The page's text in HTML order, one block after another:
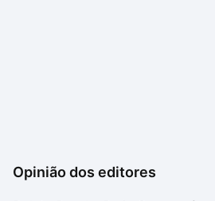
Opinião dos editores